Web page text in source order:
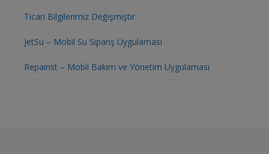
Ticari Bilgilerimiz Değişmiştir
JetSu – Mobil Su Sipariş Uygulaması
Repairist – Mobil Bakım ve Yönetim Uygulaması